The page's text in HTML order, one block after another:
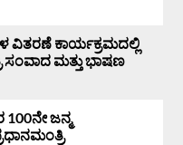
ವಿತರಣೆ ಕಾರ್ಯಕ್ರಮದಲ್ಲಿ
ಮತ್ತು ಭಾಷಣ
ಜನ್ಮ